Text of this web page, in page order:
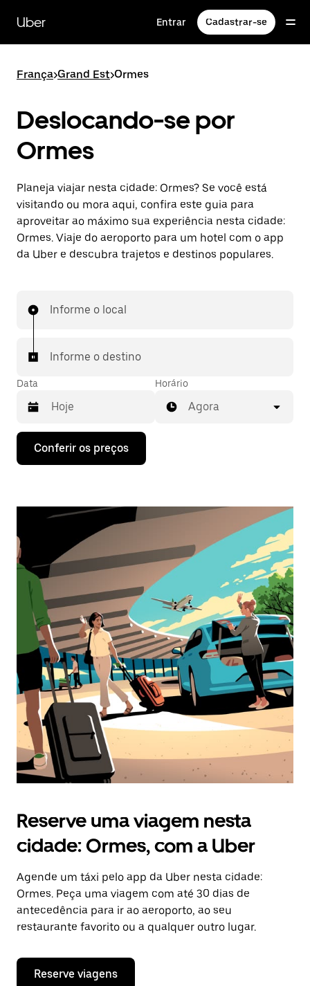
para
conteúdo
Uber Entrar Cadastrar-se
França>Grand Est>Ormes
Deslocando-se por
Ormes
Planeja viajar nesta cidade: Ormes? Se você está
visitando ou mora aqui, confira este guia para
aproveitar ao máximo sua experiência nesta cidade:
Ormes. Viaje do aeroporto para um hotel com o app
da Uber e descubra trajetos e destinos populares.
Informe o local
Informe o destino
Data
Pressione
seta
interagir
o
calendário
e
selecionar
uma
data.
Pressione
tecla
“ESC”
fechar
o
calendário.
Horário
Agora
Conferir os preços
Reserve uma viagem nesta
cidade: Ormes, com a Uber
Agende um táxi pelo app da Uber nesta cidade:
Ormes. Peça uma viagem com até 30 dias de
antecedência para ir ao aeroporto, ao seu
restaurante favorito ou a qualquer outro lugar.
Reserve viagens